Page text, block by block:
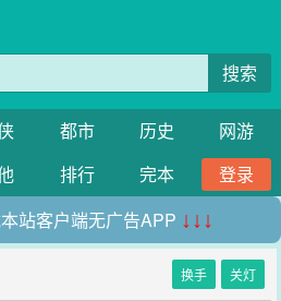
搜索
都市 历史
网游
排行 完本
登录
站客户端无广告APP ↓↓↓
换手 关灯